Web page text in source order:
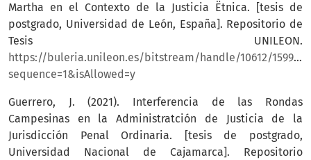
Martha en el Contexto de la Justicia Ëtnica. [tesis de
postgrado, Universidad de León, España]. Repositorio de
Tesis UNILEON.
https://buleria.unileon.es/bitstream/handle/10612/15992/
sequence=1&isAllowed=y
Guerrero, J. (2021). Interferencia de las Rondas
Campesinas en la Administratción de Justicia de la
Jurisdicción Penal Ordinaria. [tesis de postgrado,
Universidad Nacional de Cajamarca]. Repositorio